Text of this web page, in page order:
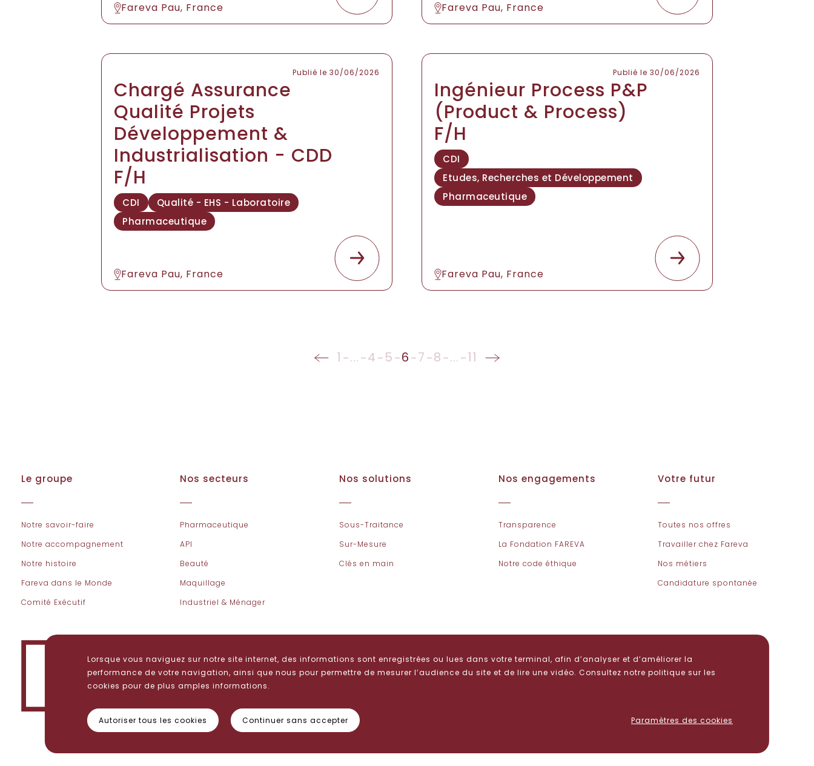
Fareva Pau, France Fareva Pau, France
Publié le 30/06/2026
Chargé Assurance
Qualité Projets
Développement &
Industrialisation - CDD
F/H
CDI
Qualité - EHS - Laboratoire
Pharmaceutique
Fareva Pau, France
Publié le 30/06/2026
Ingénieur Process P&P
(Product & Process)
F/H
CDI
Etudes, Recherches et Développement
Pharmaceutique
Fareva Pau, France
1 ... 4 5 6 7 8 ... 11
Le groupe
Notre savoir-faire
Notre accompagnement
Notre histoire
Fareva dans le Monde
Comité Exécutif
Nos secteurs
Pharmaceutique
API
Beauté
Maquillage
Industriel & Ménager
Nos solutions
Sous-Traitance
Sur-Mesure
Clés en main
Nos engagements
Transparence
La Fondation FAREVA
Notre code éthique
Votre futur
Toutes nos offres
Travailler chez Fareva
Nos métiers
Candidature spontanée
Lorsque vous naviguez sur notre site internet, des informations sont enregistrées ou lues dans votre terminal, afin d’analyser et d’améliorer la
performance de votre navigation, ainsi que nous pour permettre de mesurer l’audience du site et de lire une vidéo. Consultez notre politique sur les
cookies pour de plus amples informations.
Autoriser tous les cookies Continuer sans accepter Paramètres des cookies